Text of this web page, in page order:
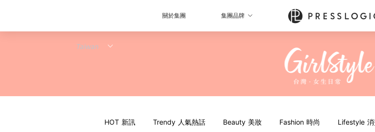
關於集團 集團品牌
HOT 新訊 Trendy 人氣熱話 Beauty 美妝 Fashion 時尚 Lifestyle 消